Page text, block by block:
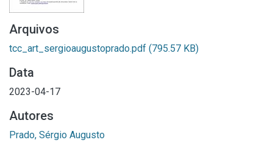
Arquivos
tcc_art_sergioaugustoprado.pdf (795.57 KB)
Data
2023-04-17
Autores
Prado, Sérgio Augusto